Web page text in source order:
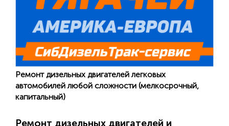
Ремонт дизельных двигателей легковых
автомобилей любой сложности (мелкосрочный,
капитальный)
Ремонт дизельных двигателей и